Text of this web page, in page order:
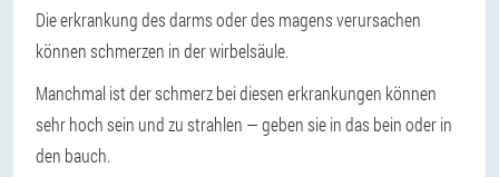
Die erkrankung des darms oder des magens verursachen
können schmerzen in der wirbelsäule.
Manchmal ist der schmerz bei diesen erkrankungen können
sehr hoch sein und zu strahlen — geben sie in das bein oder in
den bauch.